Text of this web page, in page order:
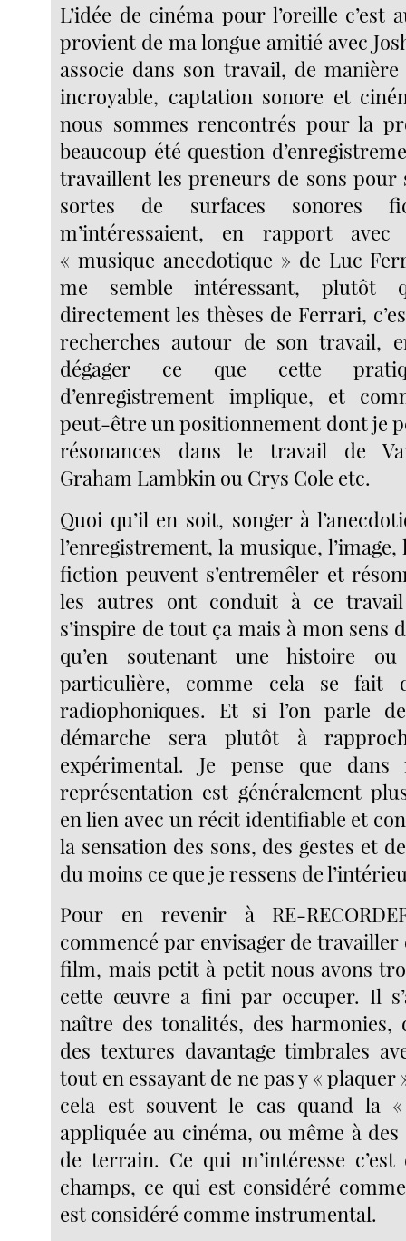
L’idée de cinéma pour l’oreille c’est
provient de ma longue amitié avec
associe dans son travail, de manière
incroyable, captation sonore et
nous sommes rencontrés pour la
beaucoup été question
travaillent les preneurs de sons pour
sortes de surfaces sonores
m’intéressaient, en rapport
« musique anecdotique » de Luc
me semble intéressant, plutôt
directement les thèses de Ferrari,
recherches autour de son travail,
dégager ce que cette
d’enregistrement implique, et
peut-être un positionnement dont je
résonances dans le travail de
Graham Lambkin ou Crys Cole etc.
Quoi qu’il en soit, songer à
l’enregistrement, la musique,
fiction peuvent s’entremêler et
les autres ont conduit à ce
s’inspire de tout ça mais à mon sens
qu’en soutenant une histoire
particulière, comme cela se fait
radiophoniques. Et si l’on parle
démarche sera plutôt à
expérimental. Je pense que
représentation est généralement
en lien avec un récit identifiable et
la sensation des sons, des gestes et
du moins ce que je ressens de
Pour en revenir à RE-
commencé par envisager de
film, mais petit à petit nous avons
cette œuvre a fini par occuper. Il
naître des tonalités, des harmonies,
des textures davantage timbrales
tout en essayant de ne pas y « plaquer
cela est souvent le cas quand la
appliquée au cinéma, ou même à
de terrain. Ce qui m’intéresse
champs, ce qui est considéré
est considéré comme instrumental.